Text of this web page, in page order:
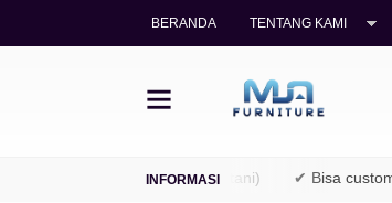
BERANDA TENTANG KAMI
kayu jati legal (TPK / Perhutani) ✔ Bisa